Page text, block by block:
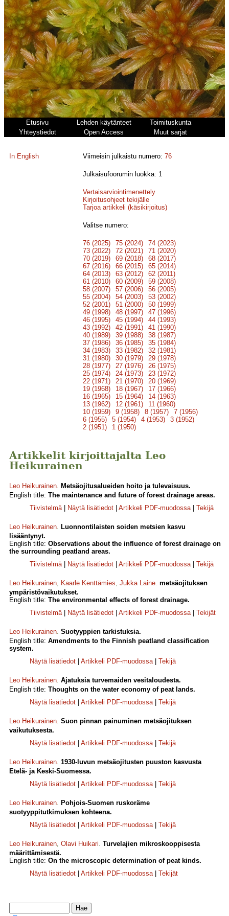
Etusivu Lehden käytänteet
Toimituskunta
Yhteystiedot
Open Access Muut sarjat
In English Viimeisin julkaistu numero:76
Julkaisufoorumin luokka: 1
Vertaisarviointimenettely
Kirjoitusohjeet tekijälle
Tarjoa artikkeli (käsikirjoitus)
Valitse numero:
76 (2025) 75 (2024)
74 (2023)
73 (2022)
72 (2021)
71 (2020)
70 (2019)
69 (2018)
68 (2017)
67 (2016)
66 (2015)
65 (2014)
64 (2013)
63 (2012)
62 (2011)
61 (2010)
60 (2009)
59 (2008)
58 (2007)
57 (2006)
56 (2005)
55 (2004)
54 (2003)
53 (2002)
52 (2001)
51 (2000)
50 (1999)
49 (1998)
48 (1997)
47 (1996)
46 (1995)
45 (1994)
44 (1993)
43 (1992)
42 (1991)
41 (1990)
40 (1989)
39 (1988)
38 (1987)
37 (1986)
36 (1985)
35 (1984)
34 (1983)
33 (1982)
32 (1981)
31 (1980)
30 (1979)
29 (1978)
28 (1977)
27 (1976)
26 (1975)
25 (1974)
24 (1973)
23 (1972)
22 (1971)
21 (1970)
20 (1969)
19 (1968)
18 (1967)
17 (1966)
16 (1965)
15 (1964)
14 (1963)
13 (1962)
12 (1961)
11 (1960)
10 (1959)
9 (1958) 8 (1957)
7 (1956)
6 (1955)
5 (1954) 4 (1953)
3 (1952)
2 (1951)
1 (1950)
Artikkelit kirjoittajalta Leo
Heikurainen
Leo Heikurainen. Metsäojitusalueiden hoito ja tulevaisuus.
English title: The maintenance and future of forest drainage areas.
Tiivistelmä| Näytä lisätiedot Artikkeli PDF-muodossa| Tekijä
Leo Heikurainen. Luonnontilaisten soiden metsien kasvu
lisääntynyt.
English title: Observations about the influence of forest drainage on
the surrounding peatland areas.
Tiivistelmä| Näytä lisätiedot Artikkeli PDF-muodossa| Tekijä
Leo Heikurainen, Kaarle Kenttämies, Jukka Laine. metsäojituksen
ympäristövaikutukset.
English title: The environmental effects of forest drainage.
Tiivistelmä| Näytä lisätiedot Artikkeli PDF-muodossa| Tekijät
Leo Heikurainen. Suotyyppien tarkistuksia.
English title: Amendments to the Finnish peatland classification
system.
Näytä lisätiedot
Artikkeli PDF-muodossa| Tekijä
Leo Heikurainen. Ajatuksia turvemaiden vesitaloudesta.
English title: Thoughts on the water economy of peat lands.
Näytä lisätiedot
Artikkeli PDF-muodossa| Tekijä
Leo Heikurainen. Suon pinnan painuminen metsäojituksen
vaikutuksesta.
Näytä lisätiedot
Artikkeli PDF-muodossa| Tekijä
Leo Heikurainen. 1930-luvun metsäojitusten puuston kasvusta
Etelä- ja Keski-Suomessa.
Näytä lisätiedot
Artikkeli PDF-muodossa| Tekijä
Leo Heikurainen. Pohjois-Suomen ruskoräme
suotyyppitutkimuksen kohteena.
Näytä lisätiedot
Artikkeli PDF-muodossa| Tekijä
Leo Heikurainen, Olavi Huikari. Turvelajien mikroskooppisesta
määrittämisestä.
English title: On the microscopic determination of peat kinds.
Näytä lisätiedot
Artikkeli PDF-muodossa| Tekijät